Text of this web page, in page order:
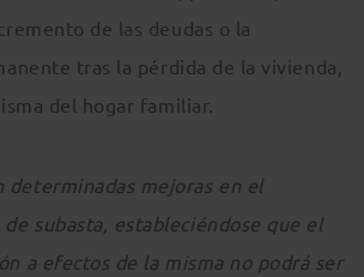
de las deudas o la
tras la pérdida de la vivienda,
del hogar familiar.
determinadas mejoras en el
subasta, estableciéndose que el
a efectos de la misma no podrá ser